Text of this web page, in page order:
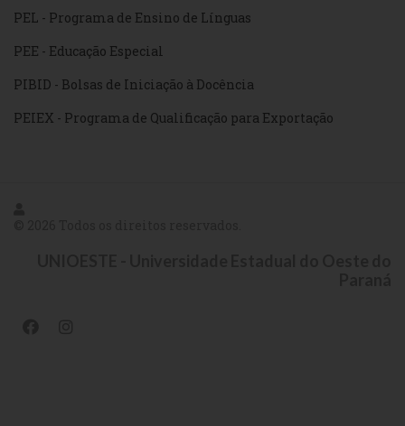
PEL - Programa de Ensino de Línguas
PEE - Educação Especial
PIBID - Bolsas de Iniciação à Docência
PEIEX - Programa de Qualificação para Exportação